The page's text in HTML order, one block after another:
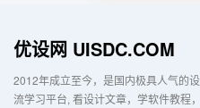
优设网 UISDC.COM
2012年成立至今，是国内极具人气的
流学习平台 看设计文章，学软件教程